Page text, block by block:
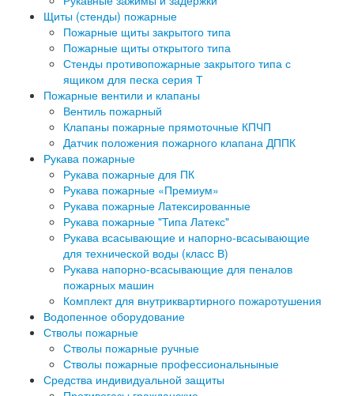
Щиты (стенды) пожарные
Пожарные щиты закрытого типа
Пожарные щиты открытого типа
Стенды противопожарные закрытого типа с
ящиком для песка серия Т
Пожарные вентили и клапаны
Вентиль пожарный
Клапаны пожарные прямоточные КПЧП
Датчик положения пожарного клапана ДППК
Рукава пожарные
Рукава пожарные для ПК
Рукава пожарные «Премиум»
Рукава пожарные Латексированные
Рукава пожарные "Типа Латекс"
Рукава всасывающие и напорно-всасывающие
для технической воды (класс В)
Рукава напорно-всасывающие для пеналов
пожарных машин
Комплект для внутриквартирного пожаротушения
Водопенное оборудование
Стволы пожарные
Стволы пожарные ручные
Стволы пожарные профессиональныные
Средства индивидуальной защиты